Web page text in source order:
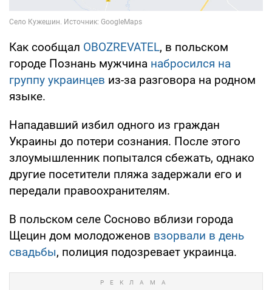
Как сообщал OBOZREVATEL, в польском
городе Познань мужчина набросился на
группу украинцев из-за разговора на родном
языке.
Нападавший избил одного из граждан
Украины до потери сознания. После этого
злоумышленник попытался сбежать, однако
другие посетители пляжа задержали его и
передали правоохранителям.
В польском селе Сосново вблизи города
Щецин дом молодоженов взорвали в день
свадьбы, полиция подозревает украинца.